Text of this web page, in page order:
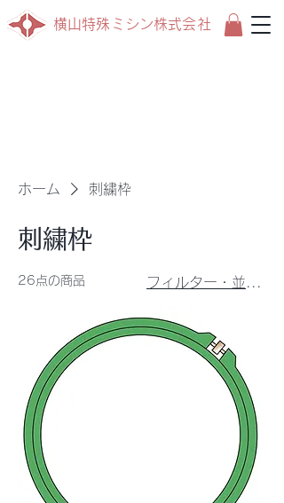
横山特殊ミシン株式会社
ホーム 刺繍枠
刺繍枠
26点の商品 フィルター・並び替え